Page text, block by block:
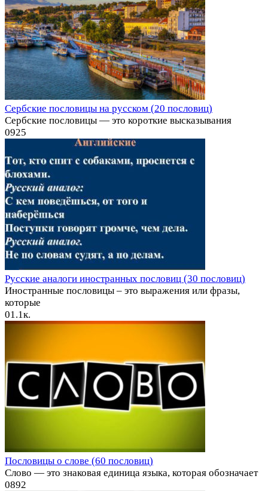
Сербские пословицы на русском (20 пословиц)
Сербские пословицы — это короткие высказывания
0925
Русские аналоги иностранных пословиц (30 пословиц)
Иностранные пословицы – это выражения или фразы,
которые
01.1к.
Пословицы о слове (60 пословиц)
Слово — это знаковая единица языка, которая обозначает
0892